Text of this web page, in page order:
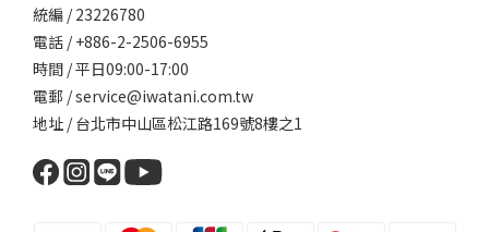
統編 / 23226780
電話 / +886-2-2506-6955
時間 / 平日09:00-17:00
電郵 / service@iwatani.com.tw
地址 / 台北市中山區松江路169號8樓之1